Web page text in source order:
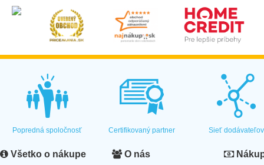
Popredná spoločnosť Certifikovaný partner Sieť dodávateľov
Všetko o nákupe O nás